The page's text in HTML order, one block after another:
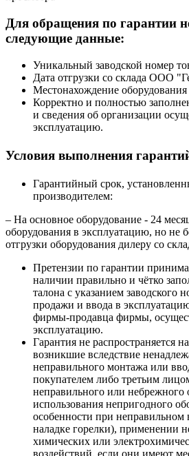
Для обращения по гарантии
следующие данные:
Уникальный заводской номер
Дата отгрузки со склада ООО
Местонахождение
Корректно и полностью
и сведения об организации
эксплуатацию.
Условия выполнения
Гарантийный срок,
производителем:
– На основное оборудование - 24
оборудования в эксплуатацию, но не
отгрузки оборудования дилеру со
Претензии по гарантии
наличии правильно и чётко
талона с указанием заводского
продажи и ввода в
фирмы-продавца фирмы,
эксплуатацию.
Гарантия не распространяется
возникшие вследствие
неправильного монтажа или
покупателем либо третьим
неправильного или небрежного
использования непригодного
особенности при
наладке горелки), применении
химических или